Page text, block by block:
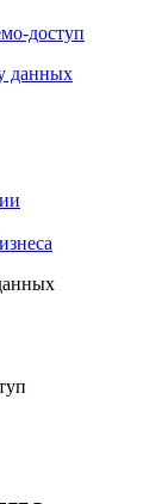
данных